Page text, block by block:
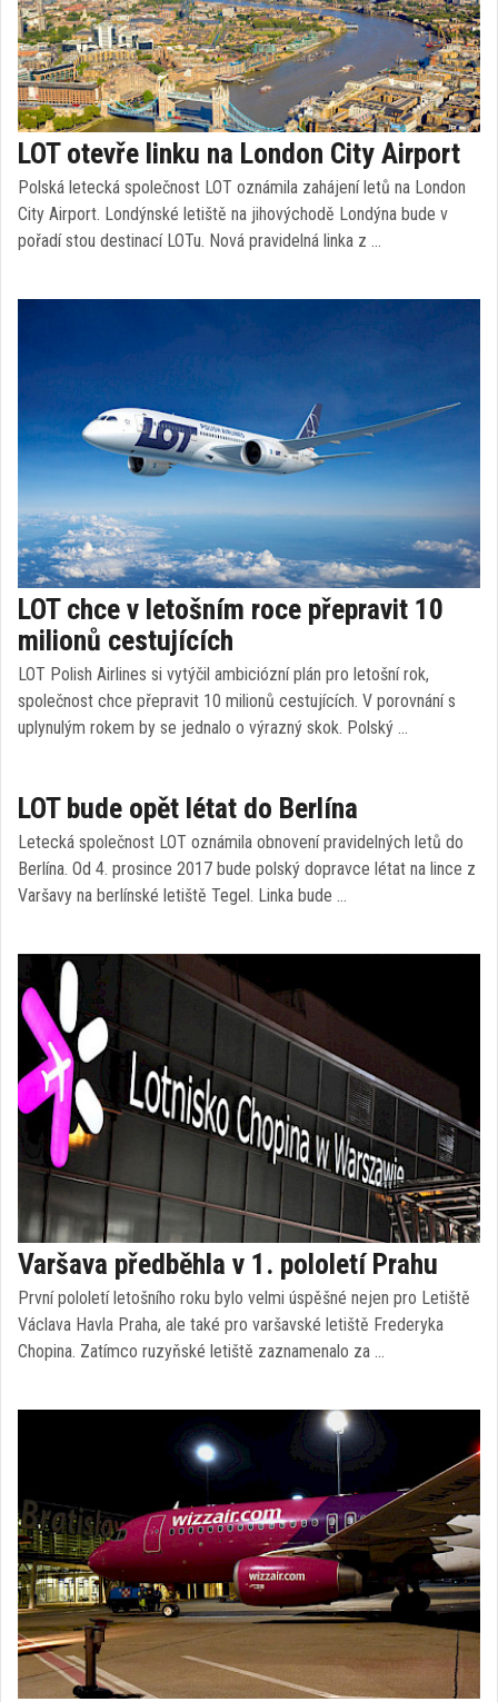
LOT otevře linku na London City Airport
Polská letecká společnost LOT oznámila zahájení letů na London
City Airport. Londýnské letiště na jihovýchodě Londýna bude v
pořadí stou destinací LOTu. Nová pravidelná linka z …
LOT chce v letošním roce přepravit 10
milionů cestujících
LOT Polish Airlines si vytýčil ambiciózní plán pro letošní rok,
společnost chce přepravit 10 milionů cestujících. V porovnání s
uplynulým rokem by se jednalo o výrazný skok. Polský …
LOT bude opět létat do Berlína
Letecká společnost LOT oznámila obnovení pravidelných letů do
Berlína. Od 4. prosince 2017 bude polský dopravce létat na lince z
Varšavy na berlínské letiště Tegel. Linka bude …
Varšava předběhla v 1. pololetí Prahu
První pololetí letošního roku bylo velmi úspěšné nejen pro Letiště
Václava Havla Praha, ale také pro varšavské letiště Frederyka
Chopina. Zatímco ruzyňské letiště zaznamenalo za …